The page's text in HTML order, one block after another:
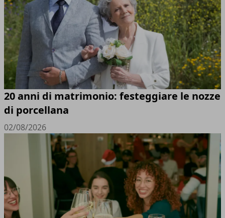
20 anni di matrimonio: festeggiare le nozze
di porcellana
02/08/2026